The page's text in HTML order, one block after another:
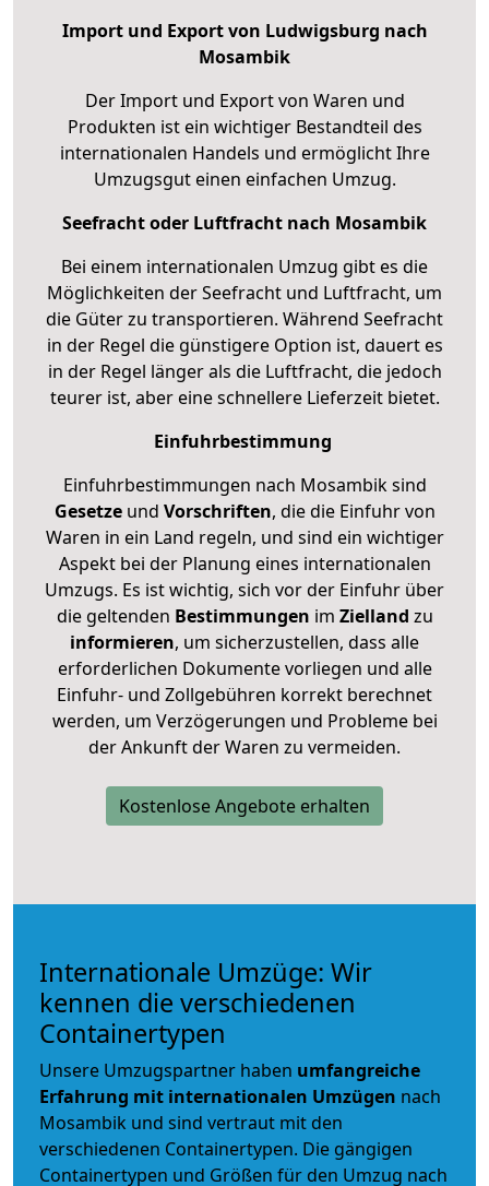
Import und Export von Ludwigsburg nach
Mosambik
Der Import und Export von Waren und
Produkten ist ein wichtiger Bestandteil des
internationalen Handels und ermöglicht Ihre
Umzugsgut einen einfachen Umzug.
Seefracht oder Luftfracht nach Mosambik
Bei einem internationalen Umzug gibt es die
Möglichkeiten der Seefracht und Luftfracht, um
die Güter zu transportieren. Während Seefracht
in der Regel die günstigere Option ist, dauert es
in der Regel länger als die Luftfracht, die jedoch
teurer ist, aber eine schnellere Lieferzeit bietet.
Einfuhrbestimmung
Einfuhrbestimmungen nach Mosambik sind
Gesetzeund Vorschriften, die die Einfuhr von
Waren in ein Land regeln, und sind ein wichtiger
Aspekt bei der Planung eines internationalen
Umzugs. Es ist wichtig, sich vor der Einfuhr über
die geltenden Bestimmungen im Zielland zu
informieren, um sicherzustellen, dass alle
erforderlichen Dokumente vorliegen und alle
Einfuhr- und Zollgebühren korrekt berechnet
werden, um Verzögerungen und Probleme bei
der Ankunft der Waren zu vermeiden.
Kostenlose Angebote erhalten
Internationale Umzüge: Wir
kennen die verschiedenen
Containertypen
Unsere Umzugspartner haben umfangreiche
Erfahrung mit internationalen Umzügen nach
Mosambik und sind vertraut mit den
verschiedenen Containertypen. Die gängigen
Containertypen und Größen für den Umzug nach